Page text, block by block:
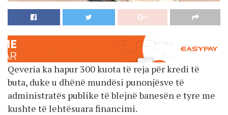
Qeveria ka hapur 300 kuota të reja për kredi të
buta, duke u dhënë mundësi punonjësve të
administratës publike të blejnë banesën e tyre me
kushte të lehtësuara financimi.